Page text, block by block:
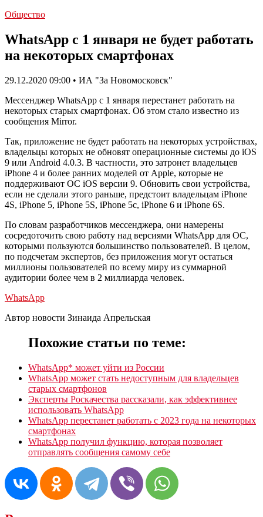
Общество
WhatsApp с 1 января не будет работать
на некоторых смартфонах
29.12.2020 09:00 • ИА "За Новомосковск"
Мессенджер WhatsApp с 1 января перестанет работать на
некоторых старых смартфонах. Об этом стало известно из
сообщения Mirror.
Так, приложение не будет работать на некоторых устройствах,
владельцы которых не обновят операционные системы до iOS
9 или Android 4.0.3. В частности, это затронет владельцев
iPhone 4 и более ранних моделей от Apple, которые не
поддерживают ОС iOS версии 9. Обновить свои устройства,
если не сделали этого раньше, предстоит владельцам iPhone
4S, iPhone 5, iPhone 5S, iPhone 5c, iPhone 6 и iPhone 6S.
По словам разработчиков мессенджера, они намерены
сосредоточить свою работу над версиями WhatsApp для ОС,
которыми пользуются большинство пользователей. В целом,
по подсчетам экспертов, без приложения могут остаться
миллионы пользователей по всему миру из суммарной
аудитории более чем в 2 миллиарда человек.
WhatsApp
Автор новости Зинаида Апрельская
Похожие статьи по теме:
WhatsApp* может уйти из России
WhatsApp может стать недоступным для владельцев
старых смартфонов
Эксперты Роскачества рассказали, как эффективнее
использовать WhatsApp
WhatsApp перестанет работать с 2023 года на некоторых
смартфонах
WhatsApp получил функцию, которая позволяет
отправлять сообщения самому себе